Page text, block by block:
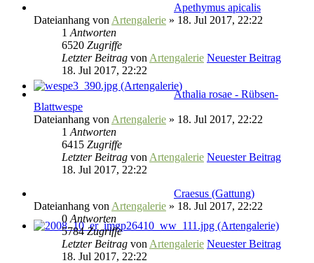
Apethymus apicalis
Dateianhang von Artengalerie » 18. Jul 2017, 22:22
1 Antworten
6520 Zugriffe
Letzter Beitrag von Artengalerie Neuester Beitrag
18. Jul 2017, 22:22
Athalia rosae - Rübsen-
Blattwespe
Dateianhang von Artengalerie » 18. Jul 2017, 22:22
1 Antworten
6415 Zugriffe
Letzter Beitrag von Artengalerie Neuester Beitrag
18. Jul 2017, 22:22
Craesus (Gattung)
Dateianhang von Artengalerie » 18. Jul 2017, 22:22
0 Antworten
5784Zugriffe
Letzter Beitrag von Artengalerie Neuester Beitrag
18. Jul 2017, 22:22